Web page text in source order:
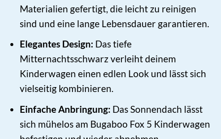
Materialien gefertigt, die leicht zu reinigen
sind und eine lange Lebensdauer garantieren.
Elegantes Design: Das tiefe
Mitternachtsschwarz verleiht deinem
Kinderwagen einen edlen Look und lässt sich
vielseitig kombinieren.
Einfache Anbringung: Das Sonnendach lässt
sich mühelos am Bugaboo Fox 5 Kinderwagen